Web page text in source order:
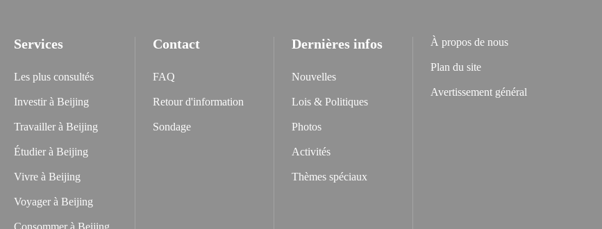
Services
Les plus consultés
Investir à Beijing
Travailler à Beijing
Étudier à Beijing
Vivre à Beijing
Voyager à Beijing
Consommer à Beijing
Contact
FAQ
Retour d'information
Sondage
Dernières infos
Nouvelles
Lois & Politiques
Photos
Activités
Thèmes spéciaux
À propos de nous
Plan du site
Avertissement général